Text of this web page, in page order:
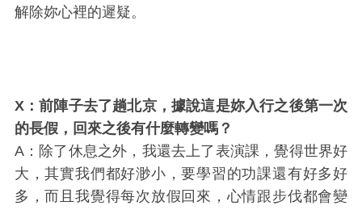
解除妳心裡的遲疑。
X：前陣子去了趟北京，據說這是妳入行之後第一次
的長假，回來之後有什麼轉變嗎？
A：除了休息之外，我還去上了表演課，覺得世界好
大，其實我們都好渺小，要學習的功課還有好多好
多，而且我覺得每次放假回來，心情跟步伐都會變